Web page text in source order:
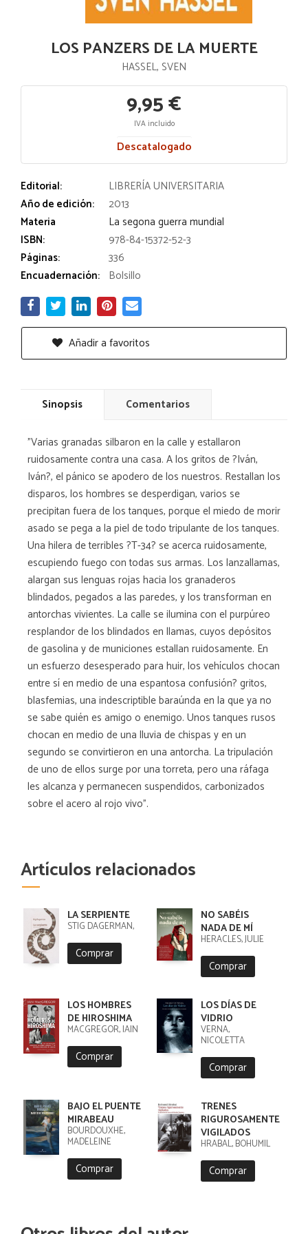
LOS PANZERS DE LA MUERTE
HASSEL, SVEN
9,95 €
IVA incluido
Descatalogado
Editorial:
LIBRERÍA UNIVERSITARIA
Año de edición:
2013
Materia
La segona guerra mundial
ISBN:
978-84-15372-52-3
Páginas:
336
Encuadernación: Bolsillo
Añadir a favoritos
Sinopsis Comentarios
"Varias granadas silbaron en la calle y estallaron
ruidosamente contra una casa. A los gritos de ?Iván,
Iván?, el pánico se apodero de los nuestros. Restallan los
disparos, los hombres se desperdigan, varios se
precipitan fuera de los tanques, porque el miedo de morir
asado se pega a la piel de todo tripulante de los tanques.
Una hilera de terribles ?T-34? se acerca ruidosamente,
escupiendo fuego con todas sus armas. Los lanzallamas,
alargan sus lenguas rojas hacia los granaderos
blindados, pegados a las paredes, y los transforman en
antorchas vivientes. La calle se ilumina con el purpúreo
resplandor de los blindados en llamas, cuyos depósitos
de gasolina y de municiones estallan ruidosamente. En
un esfuerzo desesperado para huir, los vehículos chocan
entre sí en medio de una espantosa confusión? gritos,
blasfemias, una indescriptible baraúnda en la que ya no
se sabe quién es amigo o enemigo. Unos tanques rusos
chocan en medio de una lluvia de chispas y en un
segundo se convirtieron en una antorcha. La tripulación
de uno de ellos surge por una torreta, pero una ráfaga
les alcanza y permanecen suspendidos, carbonizados
sobre el acero al rojo vivo".
Artículos relacionados
LA SERPIENTE
STIG DAGERMAN,
Comprar
NO SABÉIS
NADA DE MÍ
HÉRACLÈS, JULIE
Comprar
LOS HOMBRES
DE HIROSHIMA
MACGREGOR, IAIN
Comprar
LOS DÍAS DE
VIDRIO
VERNA,
NICOLETTA
Comprar
BAJO EL PUENTE
MIRABEAU
BOURDOUXHE,
MADELEINE
Comprar
TRENES
RIGUROSAMENTE
VIGILADOS
HRABAL, BOHUMIL
Comprar